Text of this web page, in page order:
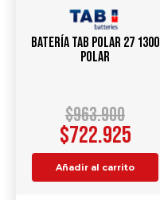
Batería TAB Polar 27 1300
Polar
$963.900
$722.925
Añadir al carrito